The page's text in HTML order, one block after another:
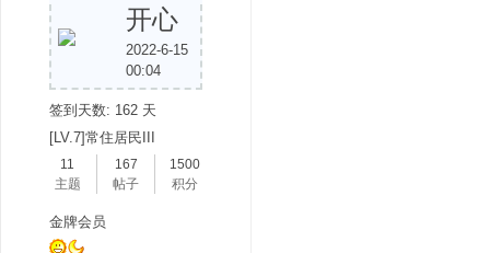
开心
2022-6-15
00:04
签到天数: 162 天
[LV.7]常住居民III
11
主题
167
帖子
1500
积分
金牌会员